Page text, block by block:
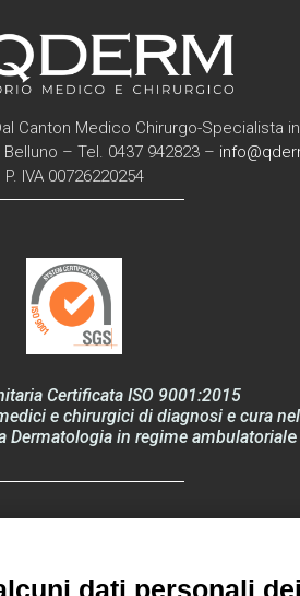
Canton Medico Chirurgo-Specialista
– Tel. 0437 942823 –
P. IVA 00726220254
Certificata ISO 9001:2015
e chirurgici di diagnosi e cura
Dermatologia in regime ambulatoriale
dati personali dei